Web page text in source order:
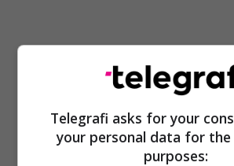
Telegrafi asks for your
your personal data for
purposes: